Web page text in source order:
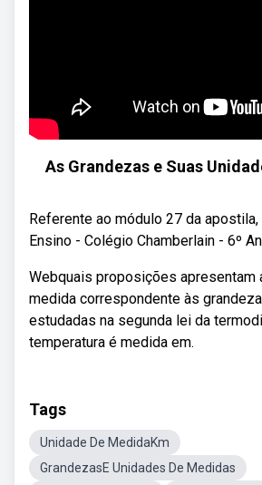
As Grandezas e Suas
Referente ao módulo 27 da
Ensino - Colégio Chamberlain - 6º
Webquais proposições apresentam
medida correspondente às
estudadas na segunda lei da
temperatura é medida em.
Tags
Unidade De MedidaKm
GrandezasE Unidades De Medidas